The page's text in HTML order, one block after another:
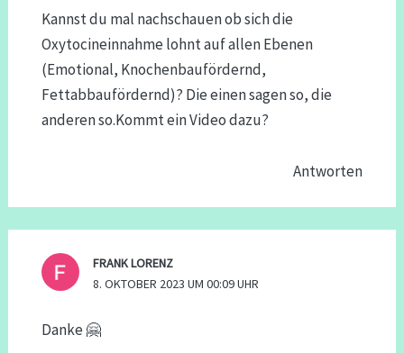
Kannst du mal nachschauen ob sich die
Oxytocineinnahme lohnt auf allen Ebenen
(Emotional, Knochenbaufördernd,
Fettabbaufördernd)? Die einen sagen so, die
anderen so.Kommt ein Video dazu?
Antworten
FRANK LORENZ
8. OKTOBER 2023 UM 00:09 UHR
Danke 🤗